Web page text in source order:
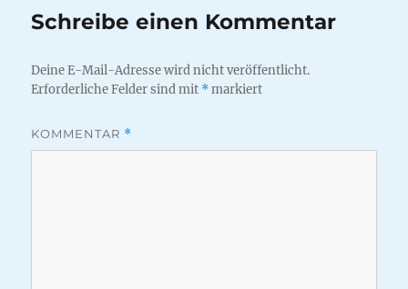
Schreibe einen Kommentar
Deine E-Mail-Adresse wird nicht veröffentlicht.
Erforderliche Felder sind mit *markiert
KOMMENTAR *